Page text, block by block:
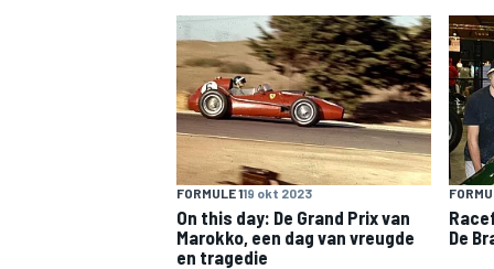
INDYCAR
FORMULE 119 okt 2023
On this day: De Grand Prix van
Marokko, een dag van vreugde
en tragedie
De